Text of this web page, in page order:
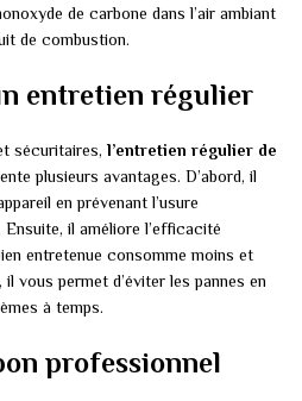
de carbone dans l’air ambiant
de combustion.
entretien régulier
sécuritaires, l’entretien régulier de
plusieurs avantages. D’abord, il
en prévenant l’usure
il améliore l’efficacité
entretenue consomme moins et
vous permet d’éviter les pannes en
à temps.
professionnel